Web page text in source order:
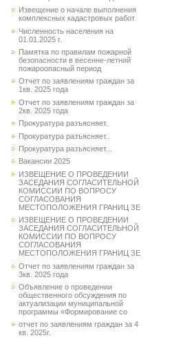
Извещение о начале выполнения
комплексных кадастровых работ
Численность населения на
01.01.2025 г.
Памятка по правилам пожарной
безопасности в весенне-летний
пожароопасный период
Отчет по заявлениям граждан за
1кв. 2025 года
Отчет по заявлениям граждан за
2кв. 2025 года
Прокуратура разъясняет.
Прокуратура разъясняет..
Прокуратура разъясняет...
Вакансии 2025
ИЗВЕЩЕНИЕ О ПРОВЕДЕНИИ
ЗАСЕДАНИЯ СОГЛАСИТЕЛЬНОЙ
КОМИССИИ ПО ВОПРОСУ
СОГЛАСОВАНИЯ
МЕСТОПОЛОЖЕНИЯ ГРАНИЦ ЗЕ
ИЗВЕЩЕНИЕ О ПРОВЕДЕНИИ
ЗАСЕДАНИЯ СОГЛАСИТЕЛЬНОЙ
КОМИССИИ ПО ВОПРОСУ
СОГЛАСОВАНИЯ
МЕСТОПОЛОЖЕНИЯ ГРАНИЦ ЗЕ
Отчет по заявлениям граждан за
3кв. 2025 года
Объявление о проведении
общественного обсуждения по
актуализации муниципальной
программы «Формирование со
отчет по заявлениям граждан за 4
кв. 2025г.